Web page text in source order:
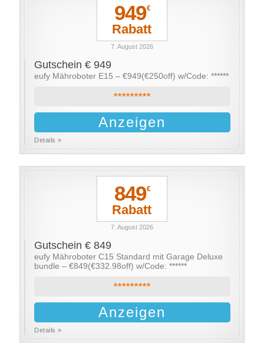
949€
Rabatt
7. August 2026
Gutschein € 949
eufy Mähroboter E15 – €949(€250off) w/Code: ******
*********
Anzeigen
Details »
849€
Rabatt
7. August 2026
Gutschein € 849
eufy Mähroboter C15 Standard mit Garage Deluxe
bundle – €849(€332.98off) w/Code: ******
*********
Anzeigen
Details »